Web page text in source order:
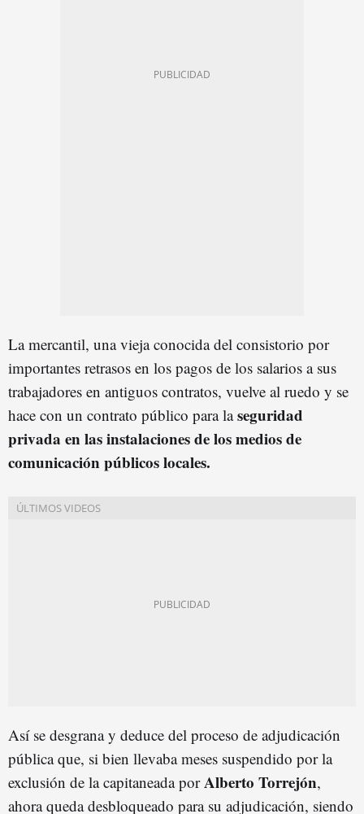
La mercantil, una vieja conocida del consistorio por
importantes retrasos en los pagos de los salarios a sus
trabajadores en antiguos contratos, vuelve al ruedo y se
hace con un contrato público para laseguridad
privada en las instalaciones de los medios de
comunicación públicos locales.
Así se desgrana y deduce del proceso de adjudicación
pública que, si bien llevaba meses suspendido por la
exclusión de la capitaneada porAlberto Torrejón,
ahora queda desbloqueado para su adjudicación, siendo